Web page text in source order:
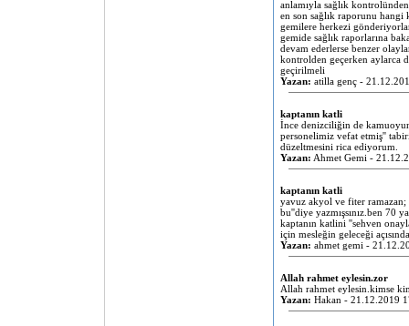
anlamıyla sağlık
en son sağlık raporunu
gemilere herkezi
gemide sağlık raporlarına
devam ederlerse benzer
kontrolden geçerken aylarca
geçirilmeli
Yazan: atilla genç -
kaptanın katli
İnce denizciliğin de
personelimiz vefat etmiş''
düzeltmesini rica ediyorum.
Yazan: Ahmet Gemi -
kaptanın katli
yavuz akyol ve fiter ramazan;
bu''diye yazmışsınız.ben 70
kaptanın katlini ''sehven
için mesleğin geleceği
Yazan: ahmet gemi -
Allah rahmet eylesin.zor
Allah rahmet eylesin.kimse
Yazan: Hakan - 21.12.2019